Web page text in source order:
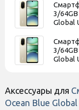
3/
Global
3/
Global
Аксессуары для
Ocean Blue Global